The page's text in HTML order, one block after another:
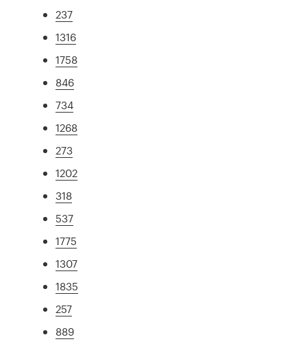
237
1316
1758
846
734
1268
273
1202
318
537
1775
1307
1835
257
889